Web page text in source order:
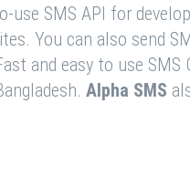
SMS API for
You can also send
and easy to use SMS
Alpha SMS